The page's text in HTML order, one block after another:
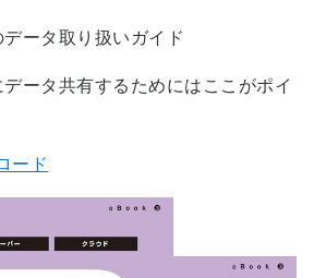
ータ取り扱いガイド
ータ共有するためにはここがポイ
ード